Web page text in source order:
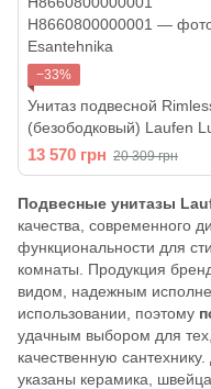
−33%
Унитаз подвесной
(безободковый) Laufen
Combipack с сиденьем
Soft Close, цвет - белый
H8660800000001
13 570 грн 20 309 грн
Подвесные унитазы
качества, современного
функциональности для
комнаты. Продукция
видом, надежным
использовании, поэтому
удачным выбором для тех,
качественную
указаны керамика,